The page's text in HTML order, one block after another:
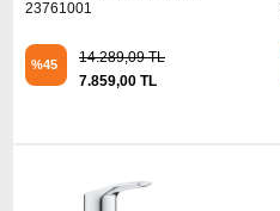
23761001
%45
14.289,09 TL
7.859,00 TL